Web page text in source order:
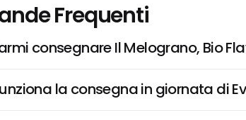
Frequenti
consegnare Il Melograno, Bio
la consegna in giornata di